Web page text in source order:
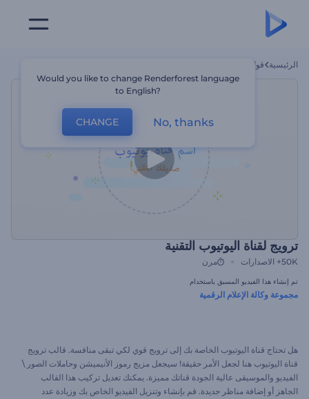
الرئيسية قوالب
ترويج لقناة اليوتيوب التقنية
50K+ الاصدارات مرن
تم إنشاء هذا الفيديو المسبق باستخدام
مجموعة وكالة الإعلام الرقمية
هل تحتاج قناة اليوتيوب الخاصة بك إلى ترويج قوي لكي تبقى منافسة. قالب ترويج
قناة اليوتيوب هنا لجعل الأمر حقيقة! سيجعل مزيج رموز الأنيميشن وحاملات الصور \
الفيديو والموسيقى عالية الجودة قناتك مميزة. يمكنك تعديل تركيب هذا القالب
الجاهز أو إضافة مناظر جديدة. قم بإنشاء وتنزيل الفيديو الخاص بك وزيادة عدد
Would you like to change Renderforest language
to English?
CHANGE No, thanks